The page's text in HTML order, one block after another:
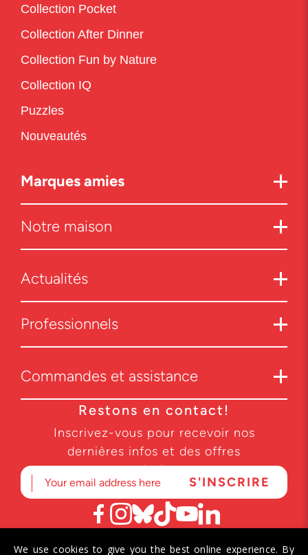
Collection Pocket
Collection After Dinner
Collection Fun by Nature
Collection IQ
Puzzles
Nouveautés
Marques amies
Notre maison
Actualités
Professionnels
Commandes et assistance
Restons en contact!
Inscrivez-vous pour recevoir nos
dernières infos et des offres
exclusives.
We use cookies to give you the best online experience. By